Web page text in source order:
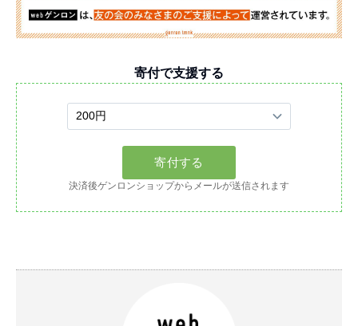
寄付で支援する
決済後ゲンロンショップからメールが送信されます